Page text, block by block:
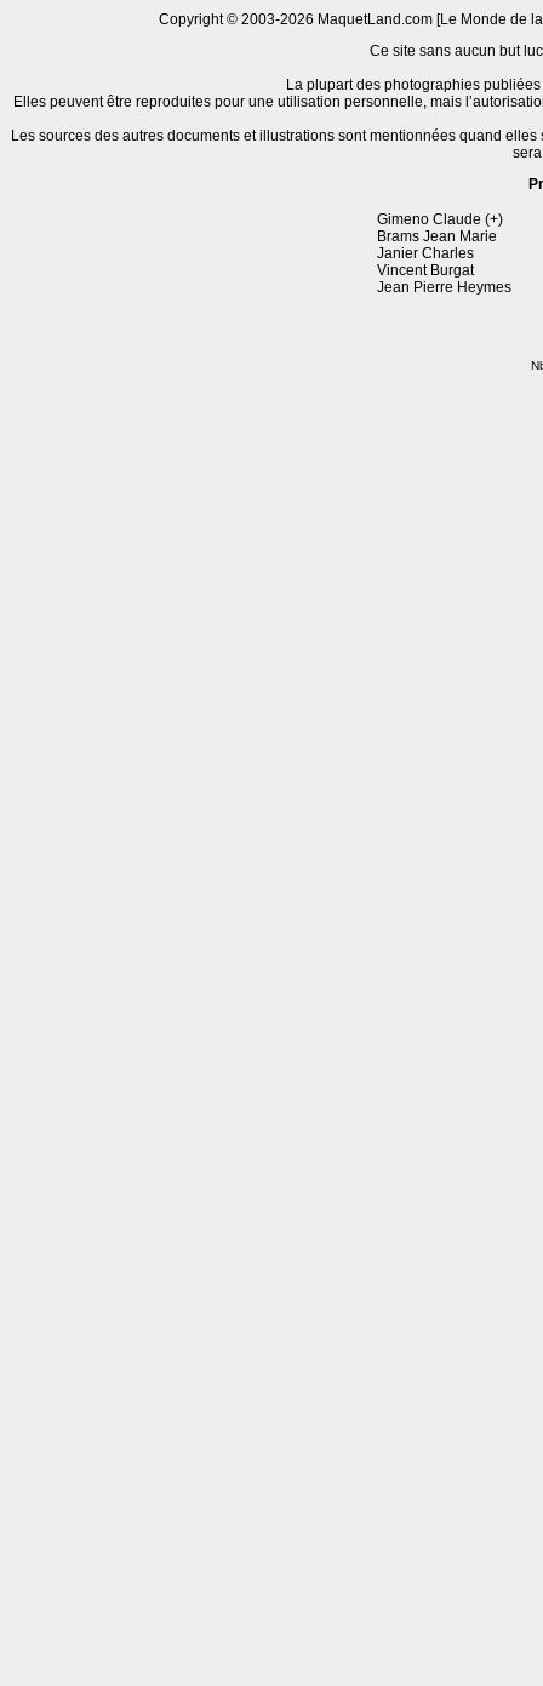
Copyright © 2003-2026 MaquetLand.com [Le Monde de
Ce site sans aucun but
La plupart des photographies
Elles peuvent être reproduites pour une utilisation personnelle, mais
Les sources des autres documents et illustrations sont mentionnées quand
Gimeno Claude (+)
Brams Jean Marie
Janier Charles
Vincent Burgat
Jean Pierre Heymes